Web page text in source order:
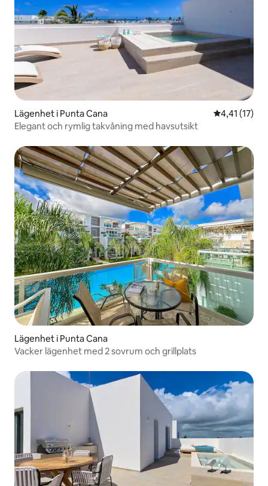
Lägenhet i Punta Cana 4,41 av 5 i
4,41 (17)
Elegant och rymlig takvåning med havsutsikt
Lägenhet i Punta Cana
Vacker lägenhet med 2 sovrum och grillplats